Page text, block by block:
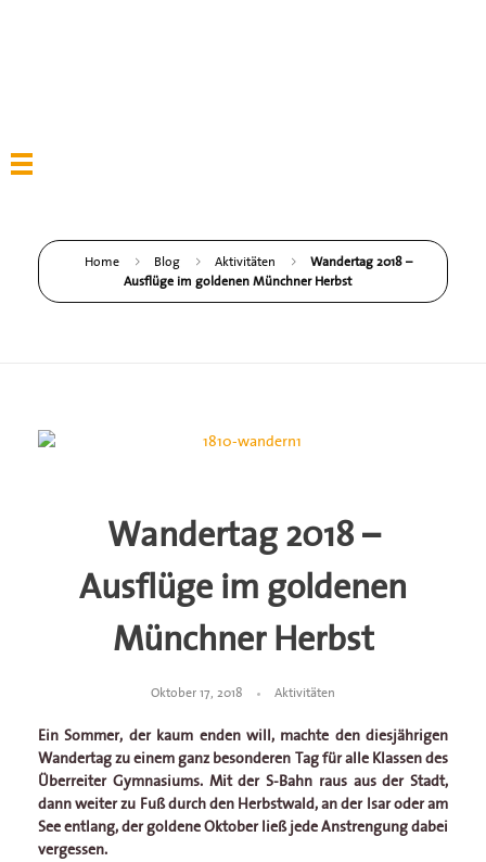
Home Blog Aktivitäten
Wandertag 2018 –
Ausflüge im goldenen Münchner Herbst
Wandertag 2018 –
Ausflüge im goldenen
Münchner Herbst
Oktober 17, 2018 Aktivitäten
Ein Sommer, der kaum enden will, machte den diesjährigen
Wandertag zu einem ganz besonderen Tag für alle Klassen des
Überreiter Gymnasiums. Mit der S-Bahn raus aus der Stadt,
dann weiter zu Fuß durch den Herbstwald, an der Isar oder am
See entlang, der goldene Oktober ließ jede Anstrengung dabei
vergessen.